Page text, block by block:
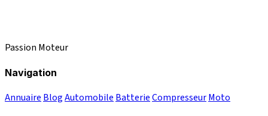
Passion Moteur
Navigation
AnnuaireBlogAutomobileBatterieCompresseurMoto